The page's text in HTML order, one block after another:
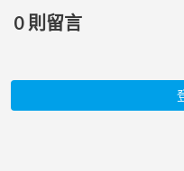
0 則留言